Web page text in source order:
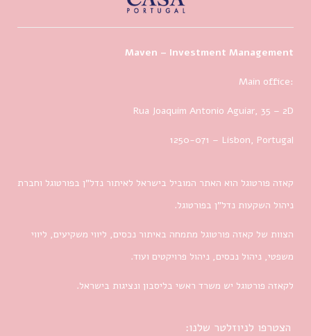
Maven – Investment Management
Main office:
Rua Joaquim Antonio Aguiar, 35 – 2D
1250-071 – Lisbon, Portugal
קאזה פורטוגל הוא האתר המוביל בישראל לאיתור נדל”ן בפורטוגל וחברת
ניהול השקעות נדל”ן בפורטוגל.
הצוות של קאזה פורטוגל מתמחה באיתור נכסים, ליווי משקיעים, ליווי
משפטי, ניהול נכסים, ניהול פרויקטים ועוד.
לקאזה פורטוגל יש משרד ראשי בליסבון ונציגות בישראל.
הצטרפו לניוזלטר שלנו: